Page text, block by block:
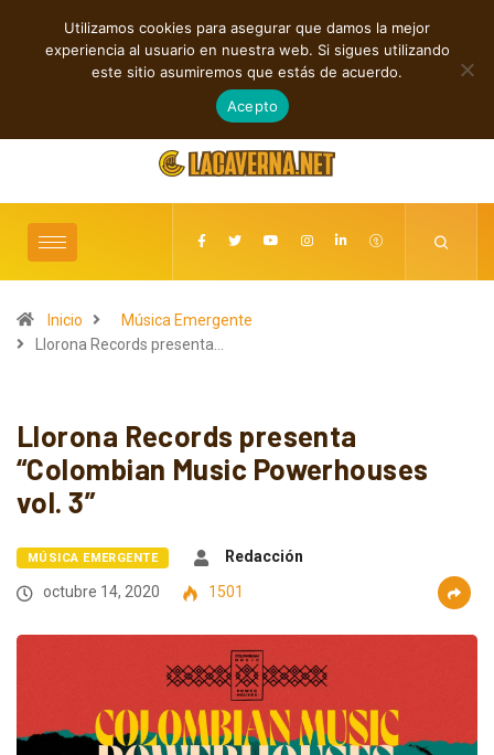
TENDENCIAS
Shaven Primates: Un estallido de Hard Rock contra el control digital
agosto 8, 2026
Inicio
Música Emergente
Llorona Records presenta…
Llorona Records presenta
“Colombian Music Powerhouses
vol. 3”
MÚSICA EMERGENTE
Redacción
octubre 14, 2020
1501
Utilizamos cookies para asegurar que damos la mejor
experiencia al usuario en nuestra web. Si sigues utilizando
este sitio asumiremos que estás de acuerdo.
Acepto